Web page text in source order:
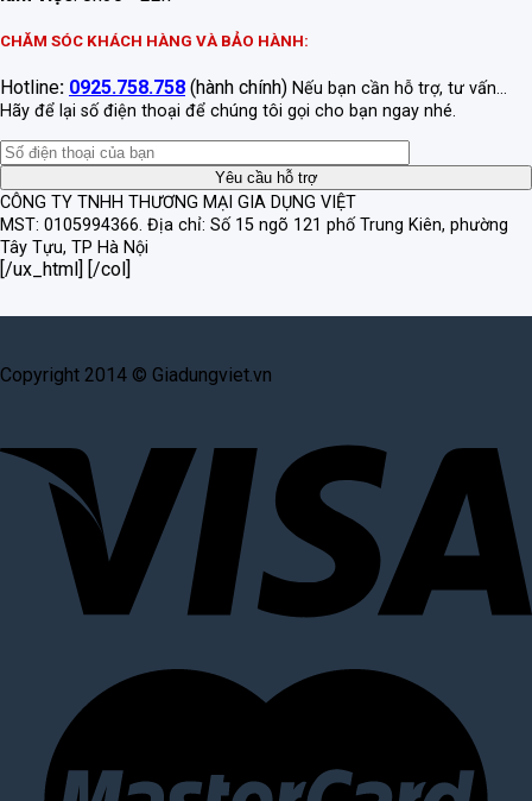
CHĂM SÓC KHÁCH HÀNG VÀ BẢO HÀNH:
Hotline: 0925.758.758 (hành chính) Nếu bạn cần hỗ trợ, tư vấn...
Hãy để lại số điện thoại để chúng tôi gọi cho bạn ngay nhé.
CÔNG TY TNHH THƯƠNG MẠI GIA DỤNG VIỆT
MST: 0105994366. Địa chỉ: Số 15 ngõ 121 phố Trung Kiên, phường
Tây Tựu, TP Hà Nội
[/ux_html] [/col]
Copyright 2014 © Giadungviet.vn